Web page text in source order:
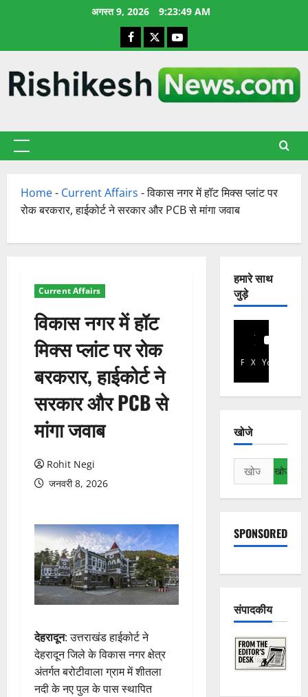
अगस्त 9, 2026 9:23:50 AM
Facebook
X YouTube
प्राथमिक
Home- Current Affairs -विकास नगर में हॉट मिक्स प्लांट पर
रोक बरकरार, हाईकोर्ट ने सरकार और PCB से मांगा जवाब
Current Affairs
विकास नगर में हॉट
मिक्स प्लांट पर रोक
बरकरार, हाईकोर्ट ने
सरकार और PCB से
मांगा जवाब
Rohit Negi
जनवरी 8, 2026
देहरादून: उत्तराखंड हाईकोर्ट ने
देहरादून जिले के विकास नगर क्षेत्र
अंतर्गत बरोटीवाला ग्राम में शीतला
नदी के नए पुल के पास स्थापित
हमारे साथ
जुड़े
Facebook
X YouTube
खोजे
निम्न
को
खोजें:
SPONSORED
संपादकीय